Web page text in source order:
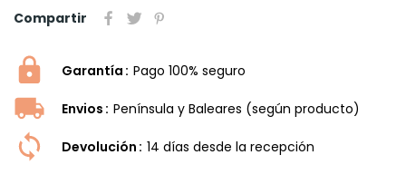
Compartir
Garantía Pago 100% seguro
Envios Península y Baleares (según producto)
Devolución 14 dí­as desde la recepción